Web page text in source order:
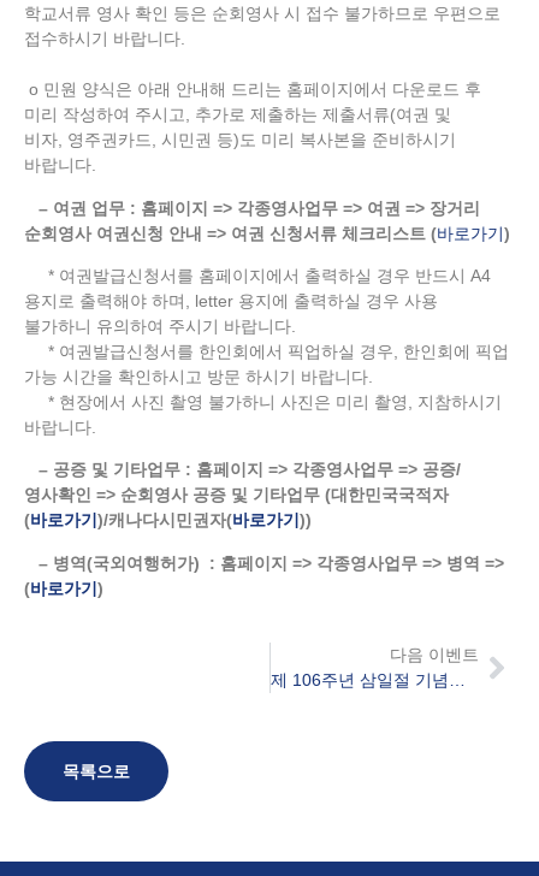
학교서류 영사 확인 등은 순회영사 시 접수 불가하므로 우편으로
접수하시기 바랍니다.
o 민원 양식은 아래 안내해 드리는 홈페이지에서 다운로드 후
미리 작성하여 주시고, 추가로 제출하는 제출서류(여권 및
비자, 영주권카드, 시민권 등)도 미리 복사본을 준비하시기
바랍니다.
– 여권 업무 : 홈페이지 => 각종영사업무 => 여권 => 장거리
순회영사 여권신청 안내 => 여권 신청서류 체크리스트 (바로가기)
* 여권발급신청서를 홈페이지에서 출력하실 경우 반드시 A4
용지로 출력해야 하며, letter 용지에 출력하실 경우 사용
불가하니 유의하여 주시기 바랍니다.
* 여권발급신청서를 한인회에서 픽업하실 경우, 한인회에 픽업
가능 시간을 확인하시고 방문 하시기 바랍니다.
* 현장에서 사진 촬영 불가하니 사진은 미리 촬영, 지참하시기
바랍니다.
– 공증 및 기타업무 : 홈페이지 => 각종영사업무 => 공증/
영사확인 => 순회영사 공증 및 기타업무 (대한민국국적자
(바로가기 )/캐나다시민권자(바로가기 ))
– 병역(국외여행허가) : 홈페이지 => 각종영사업무 => 병역 =>
(바로가기 )
다음 이벤트
제 106주년 삼일절 기념식 및 음악회
목록으로